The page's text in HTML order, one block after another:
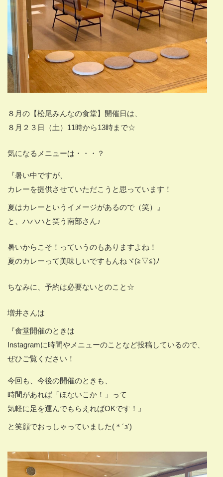
８月の【松尾みんなの食堂】開催日は、
８月２３日（土）11時から13時まで☆
気になるメニューは・・・？
『暑い中ですが、
カレーを提供させていただこうと思っています！
夏はカレーというイメージがあるので（笑）』
と、ハハハと笑う南部さん♪
暑いからこそ！っていうのもありますよね！
夏のカレーって美味しいですもんねヾ(≧▽≦)ﾉ
ちなみに、予約は必要ないとのこと☆
増井さんは
『食堂開催のときは
Instagramに時間やメニューのことなど投稿しているので、
ぜひご覧ください！
今回も、今後の開催のときも、
時間があれば「ほないこか！」って
気軽に足を運んでもらえればOKです！』
と笑顔でおっしゃっていました(＊´з')